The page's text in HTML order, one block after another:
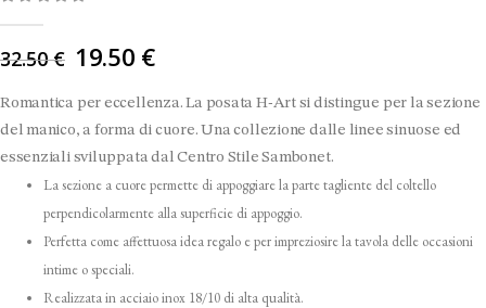
32.50€ Il
originale
era:
32.50 €.
19.50 €
Romantica per eccellenza. La posata H-Art si distingue per la sezione
del manico, a forma di cuore. Una collezione dalle linee sinuose ed
essenziali sviluppata dal Centro Stile Sambonet.
La sezione a cuore permette di appoggiare la parte tagliente del coltello
perpendicolarmente alla superficie di appoggio.
Perfetta come affettuosa idea regalo e per impreziosire la tavola delle occasioni
intime o speciali.
Realizzata in acciaio inox 18/10 di alta qualità.